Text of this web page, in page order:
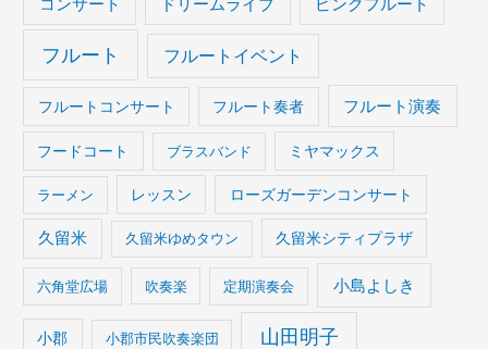
ドリームライブ ピンクフルート
フルート フルートイベント
フルートコンサート フルート奏者 フルート演奏
フードコート ブラスバンド ミヤマックス
ラーメン レッスン ローズガーデンコンサート
久留米 久留米ゆめタウン 久留米シティプラザ
六角堂広場 吹奏楽 定期演奏会 小島よしき
小郡 小郡市民吹奏楽団 山田明子